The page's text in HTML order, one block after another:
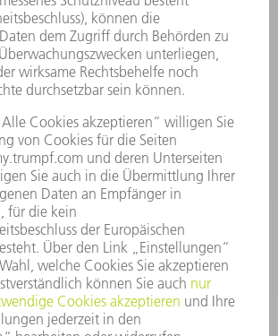
KONTAKT
TRUMPF Werkzeugmaschinen
+49 7156 303 33222
Mo - Fr: 07:30 - 17:30 Uhr
Rufbereitschaft per Service App Mo - Fr:
- 20.00 Uhr Sa: 07:00 - 12:00 Uhr
Kundenbetreuung@trumpf.com
KONTAKT
TRUMPF Lasertechnik
+49 7156 303 37444
Mo - Fr: 07:30 - 18:00 Uhr
Manufacturing 07:30 - 17:30 Uhr
spareparts.tld@trumpf.com